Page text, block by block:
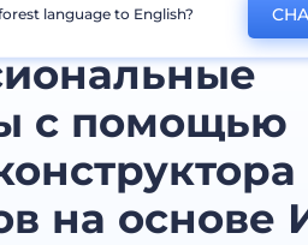
с помощью
на основе
language to English?